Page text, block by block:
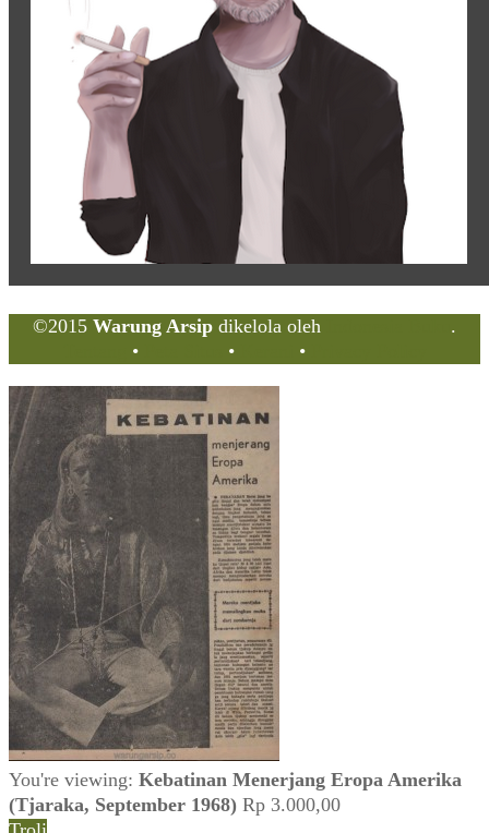
©2015 Warung Arsip dikelola oleh
.
• • •
You're viewing: Kebatinan Menerjang Eropa Amerika
(Tjaraka, September 1968) Rp 3.000,00